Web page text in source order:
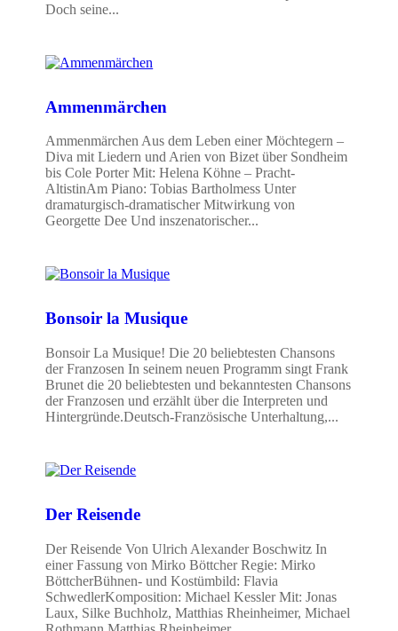
Doch seine...
Ammenmärchen
Ammenmärchen Aus dem Leben einer Möchtegern –
Diva mit Liedern und Arien von Bizet über Sondheim
bis Cole Porter Mit: Helena Köhne – Pracht-
AltistinAm Piano: Tobias Bartholmess Unter
dramaturgisch-dramatischer Mitwirkung von
Georgette Dee Und inszenatorischer...
Bonsoir la Musique
Bonsoir La Musique! Die 20 beliebtesten Chansons
der Franzosen In seinem neuen Programm singt Frank
Brunet die 20 beliebtesten und bekanntesten Chansons
der Franzosen und erzählt über die Interpreten und
Hintergründe.Deutsch-Französische Unterhaltung,...
Der Reisende
Der Reisende Von Ulrich Alexander Boschwitz In
einer Fassung von Mirko Böttcher Regie: Mirko
BöttcherBühnen- und Kostümbild: Flavia
SchwedlerKomposition: Michael Kessler Mit: Jonas
Laux, Silke Buchholz, Matthias Rheinheimer, Michael